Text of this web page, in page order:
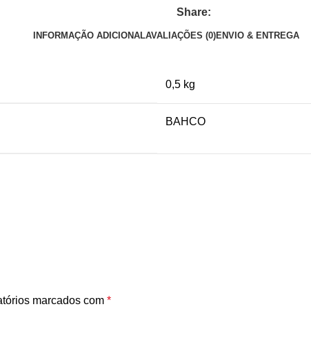
Share:
INFORMAÇÃO ADICIONALAVALIAÇÕES (0)ENVIO & ENTREGA
0,5 kg
BAHCO
marcados com *